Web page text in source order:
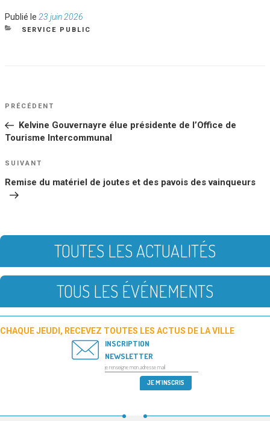
Publié le Publié
le
23 juin 2026
CATÉGORIES
SERVICE PUBLIC
NAVIGATION
DE
L’ARTICLE
Article
PRÉCÉDENT
Kelvine Gouvernayre élue présidente de l’Office de
Tourisme Intercommunal
Article
SUIVANT
Remise du matériel de joutes et des pavois des vainqueurs
TOUTES LES ACTUALITÉS
TOUS LES ÉVÉNEMENTS
CHAQUE JEUDI, RECEVEZ TOUTES LES ACTUS DE LA VILLE
INSCRIPTION
NEWSLETTER